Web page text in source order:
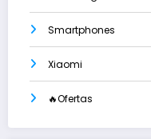
Smartphones
Xiaomi
🔥Ofertas